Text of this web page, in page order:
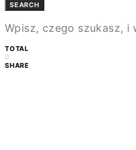
SEARCH
Wpisz, czego szukasz, i
TOTAL
0
SHARE